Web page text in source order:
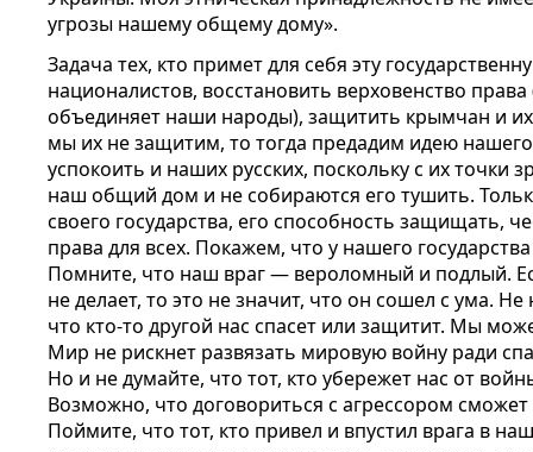
угрозы нашему общему дому».
Задача тех, кто примет для себя эту
националистов, восстановить верховенство
объединяет наши народы), защитить крымчан и
мы их не защитим, то тогда предадим идею
успокоить и наших русских, поскольку с их точки
наш общий дом и не собираются его тушить.
своего государства, его способность защищать,
права для всех. Покажем, что у нашего
Помните, что наш враг — вероломный и подлый.
не делает, то это не значит, что он сошел с ума.
что кто-то другой нас спасет или защитит. Мы
Мир не рискнет развязать мировую войну ради
Но и не думайте, что тот, кто убережет нас от
Возможно, что договориться с агрессором
Поймите, что тот, кто привел и впустил врага в